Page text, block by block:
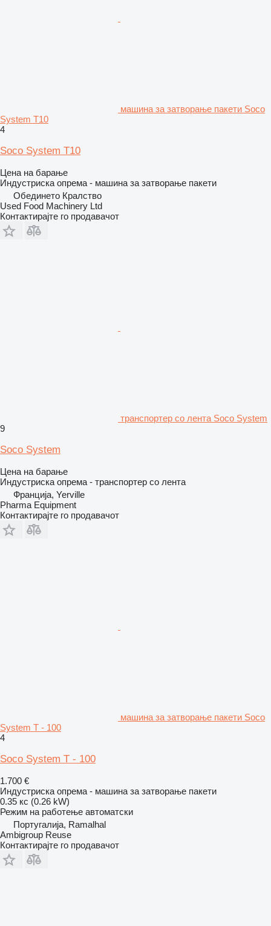
машина за затворање пакети Soco
System T10
4
Soco System T10
Цена на барање
Индустриска опрема - машина за затворање пакети
Обединето Кралство
Used Food Machinery Ltd
Контактирајте го продавачот
транспортер со лента Soco System
9
Soco System
Цена на барање
Индустриска опрема - транспортер со лента
Франција, Yerville
Pharma Equipment
Контактирајте го продавачот
машина за затворање пакети Soco
System T - 100
4
Soco System T - 100
1.700 €
Индустриска опрема - машина за затворање пакети
0.35 кс (0.26 kW)
Режим на работење автоматски
Португалија, Ramalhal
Ambigroup Reuse
Контактирајте го продавачот